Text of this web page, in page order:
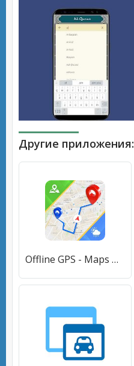
Другие приложения:
Offline GPS - Maps Navigation & Directions Free